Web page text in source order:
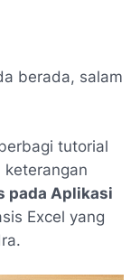
berada, salam
tutorial
keterangan
pada Aplikasi
Excel yang